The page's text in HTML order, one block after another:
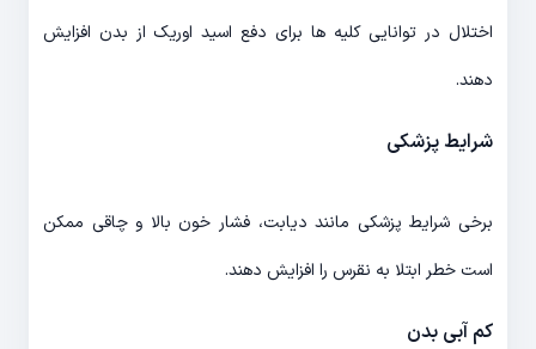
اختلال در توانایی کلیه ها برای دفع اسید اوریک از بدن افزایش
دهند.
شرایط پزشکی
برخی شرایط پزشکی مانند دیابت، فشار خون بالا و چاقی ممکن
است خطر ابتلا به نقرس را افزایش دهند.
کم آبی بدن